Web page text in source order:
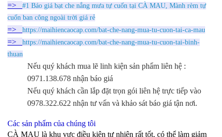
=> #1 Báo giá bạt che nắng mưa tự cuốn tại CÀ MAU, Mành rèm tự
cuốn ban công ngoài trời giá rẻ
=> https://maihiencaocap.com/bat-che-nang-mua-tu-cuon-tai-ca-mau
=> https://maihiencaocap.com/bat-che-nang-mua-tu-cuon-tai-binh-
thuan
Nếu quý khách mua lẽ linh kiện sản phẩm liên hệ :
0971.138.678 nhận báo giá
Nếu quý khách cần lắp đặt trọn gói liên hệ trực tiếp vào
0978.322.622 nhận tư vấn và khảo sát báo giá tận nơi.
Các sản phẩm của chúng tôi
CÀ MAU là khu vực điều kiện tự nhiên rất tốt, có thể làm giảm